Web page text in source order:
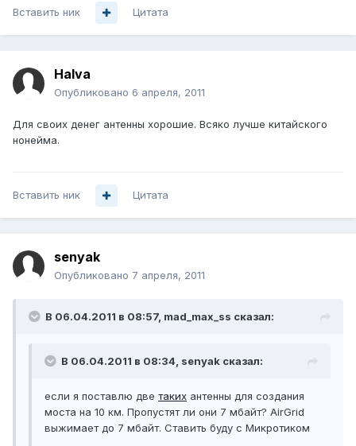
Вставить ник Цитата
Halva
Опубликовано 6 апреля, 2011
Для своих денег антенны хорошие. Всяко лучше китайского
нонейма.
Вставить ник Цитата
senyak
Опубликовано 7 апреля, 2011
В 06.04.2011 в 08:57, mad_max_ss сказал:
В 06.04.2011 в 08:34, senyak сказал:
если я поставлю две таких антенны для создания
моста на 10 км. Пропустят ли они 7 мбайт? AirGrid
выжимает до 7 мбайт. Ставить буду с Микротиком